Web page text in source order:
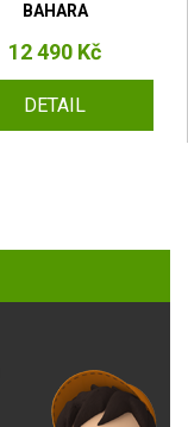
BAHARA
12 490 Kč
DETAIL